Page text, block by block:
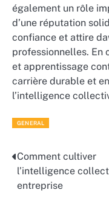
également un rôle
d’une réputation
confiance et attire
professionnelles. En
et apprentissage
carrière durable et
l’intelligence
GENERAL
Post
navigation
Comment cultiver
l’intelligence
entreprise